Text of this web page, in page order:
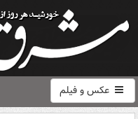
عکس و فیلم